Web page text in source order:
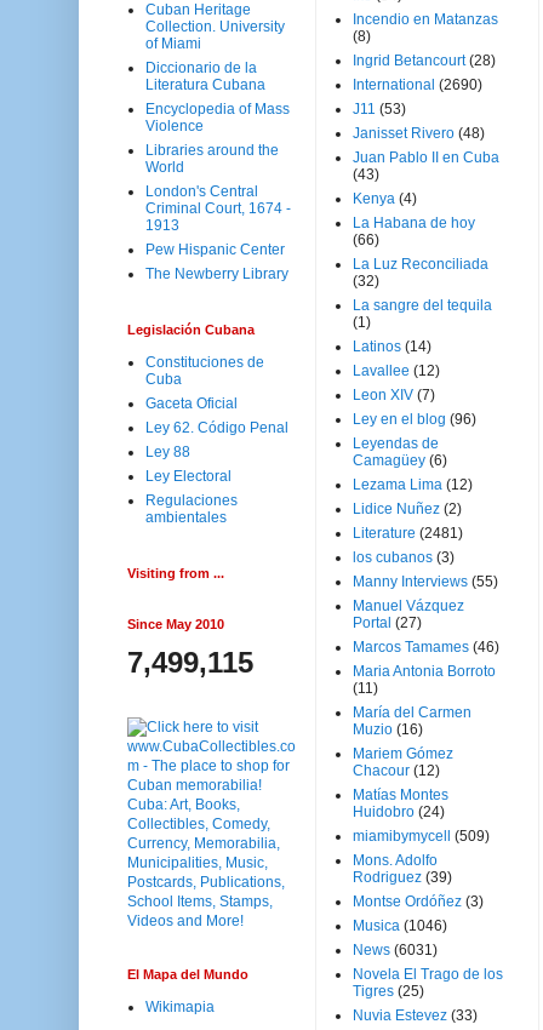
Cuban Heritage
Collection. University
of Miami
Diccionario de la
Literatura Cubana
Encyclopedia of Mass
Violence
Libraries around the
World
London's Central
Criminal Court, 1674 -
1913
Pew Hispanic Center
The Newberry Library
Legislación Cubana
Constituciones de
Cuba
Gaceta Oficial
Ley 62. Código Penal
Ley 88
Ley Electoral
Regulaciones
ambientales
Visiting from ...
Since May 2010
7,499,115
El Mapa del Mundo
Wikimapia
Incendio en Matanzas
(8)
Ingrid Betancourt (28)
International (2690)
J11 (53)
Janisset Rivero (48)
Juan Pablo II en Cuba
(43)
Kenya (4)
La Habana de hoy
(66)
La Luz Reconciliada
(32)
La sangre del tequila
(1)
Latinos (14)
Lavallee (12)
Leon XIV (7)
Ley en el blog (96)
Leyendas de
Camagüey (6)
Lezama Lima (12)
Lidice Nuñez (2)
Literature (2481)
los cubanos (3)
Manny Interviews (55)
Manuel Vázquez
Portal (27)
Marcos Tamames (46)
Maria Antonia Borroto
(11)
María del Carmen
Muzio (16)
Mariem Gómez
Chacour (12)
Matías Montes
Huidobro (24)
miamibymycell
(509)
Mons. Adolfo
Rodriguez (39)
Montse Ordóñez (3)
Musica (1046)
News (6031)
Novela El Trago de los
Tigres (25)
Nuvia Estevez (33)